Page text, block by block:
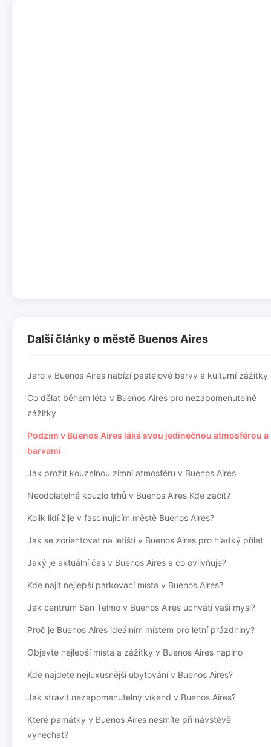
Další články o městě Buenos Aires
Jaro v Buenos Aires nabízí pastelové barvy a kulturní zážitky
Co dělat během léta v Buenos Aires pro nezapomenutelné
zážitky
Podzim v Buenos Aires láká svou jedinečnou atmosférou a
barvami
Jak prožít kouzelnou zimní atmosféru v Buenos Aires
Neodolatelné kouzlo trhů v Buenos Aires Kde začít?
Kolik lidí žije v fascinujícím městě Buenos Aires?
Jak se zorientovat na letišti v Buenos Aires pro hladký přílet
Jaký je aktuální čas v Buenos Aires a co ovlivňuje?
Kde najít nejlepší parkovací místa v Buenos Aires?
Jak centrum San Telmo v Buenos Aires uchvátí vaši mysl?
Proč je Buenos Aires ideálním místem pro letní prázdniny?
Objevte nejlepší místa a zážitky v Buenos Aires naplno
Kde najdete nejluxusnější ubytování v Buenos Aires?
Jak strávit nezapomenutelný víkend v Buenos Aires?
Které památky v Buenos Aires nesmíte při návštěvě
vynechat?